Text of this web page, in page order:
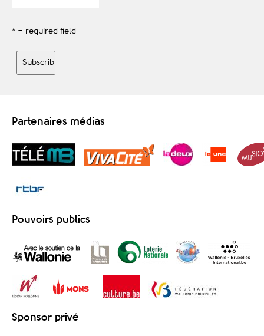
* = required field
Partenaires médias
Pouvoirs publics
Sponsor privé